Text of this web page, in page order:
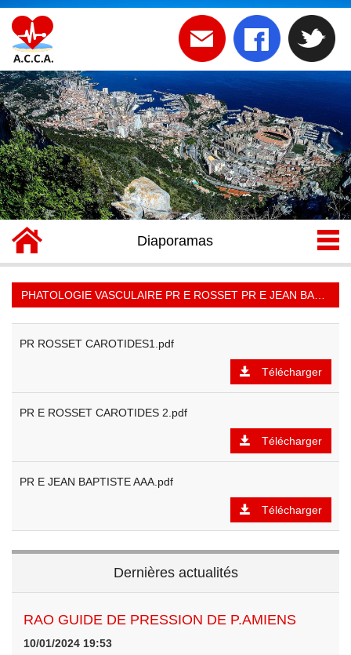
Diaporamas
PR ROSSET CAROTIDES1.pdf
Télécharger
PR E ROSSET CAROTIDES 2.pdf
Télécharger
PR E JEAN BAPTISTE AAA.pdf
Télécharger
Dernières actualités
RAO GUIDE DE PRESSION DE P.AMIENS
10/01/2024 19:53